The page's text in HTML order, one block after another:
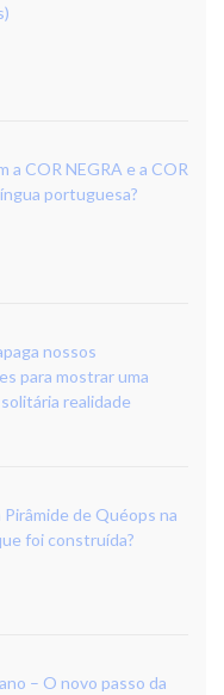
a COR NEGRA e a COR
portuguesa?
nossos
para mostrar uma
realidade
Pirâmide de Quéops na
foi construída?
– O novo passo da